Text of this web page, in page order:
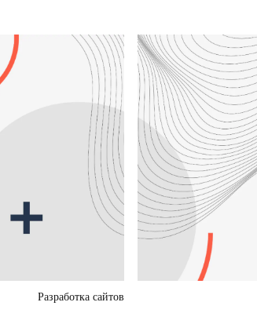
Разработка сайтов